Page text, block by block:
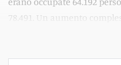
78.491. Un aumento